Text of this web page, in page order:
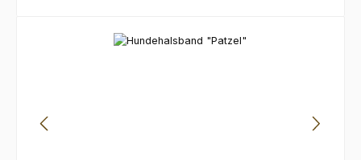
Bildergalerie überspringen